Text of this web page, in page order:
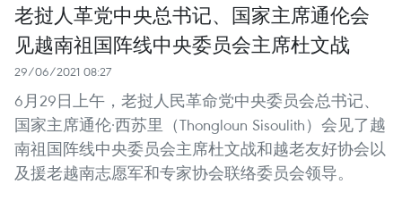
老挝人革党中央总书记、国家主席通伦会
见越南祖国阵线中央委员会主席杜文战
29/06/2021 08:27
6月29日上午，老挝人民革命党中央委员会总书记、
国家主席通伦·西苏里（Thongloun Sisoulith）会见了越
南祖国阵线中央委员会主席杜文战和越老友好协会以
及援老越南志愿军和专家协会联络委员会领导。